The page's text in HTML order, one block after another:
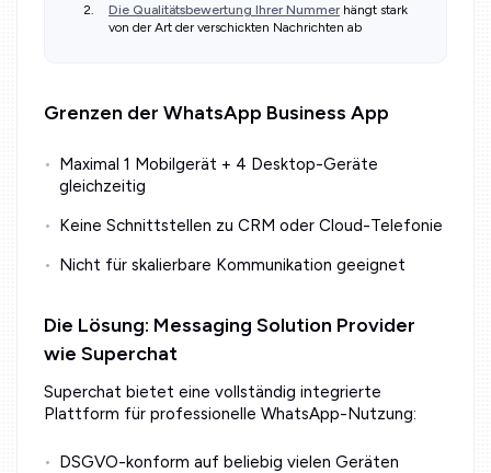
Die Qualitätsbewertung Ihrer Nummer hängt stark
von der Art der verschickten Nachrichten ab
Grenzen der WhatsApp Business App
Maximal 1 Mobilgerät + 4 Desktop-Geräte
gleichzeitig
Keine Schnittstellen zu CRM oder Cloud-Telefonie
Nicht für skalierbare Kommunikation geeignet
Die Lösung: Messaging Solution Provider
wie Superchat
Superchat bietet eine vollständig integrierte
Plattform für professionelle WhatsApp-Nutzung:
DSGVO-konform auf beliebig vielen Geräten